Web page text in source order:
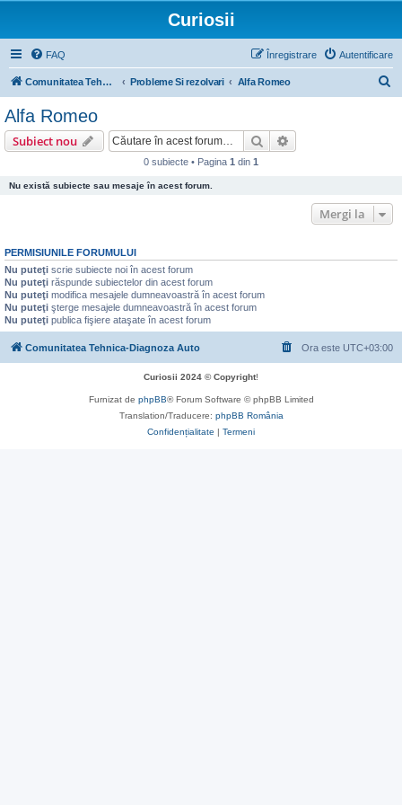
Curiosii
FAQ Autentificare
Înregistrare
Comunitatea Tehnica-Diagnoza Auto Probleme Si rezolvari Alfa Romeo
Alfa Romeo
Subiect nou Căutare
0 subiecte • Pagina 1 din 1
Nu există subiecte sau mesaje în acest forum.
Mergi la
PERMISIUNILE FORUMULUI
Nu puteţi scrie subiecte noi în acest forum
Nu puteţi răspunde subiectelor din acest forum
Nu puteţi modifica mesajele dumneavoastră în acest forum
Nu puteţi şterge mesajele dumneavoastră în acest forum
Nu puteţi publica fişiere ataşate în acest forum
Comunitatea Tehnica-Diagnoza Auto Ora este UTC+03:00
Curiosii 2024 © Copyright!
Furnizat de phpBB® Forum Software © phpBB Limited
Translation/Traducere: phpBB România
Confidențialitate | Termeni